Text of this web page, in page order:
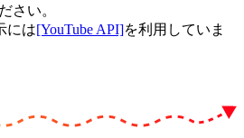
さい。
には[YouTube API]を利用していま